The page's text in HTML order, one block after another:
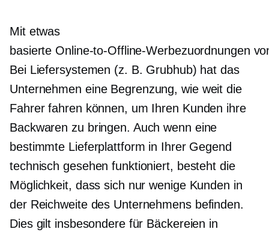
Mit etwas
basierte Online-to-Offline-Werbezuordnungen
Bei Liefersystemen (z. B. Grubhub) hat das
Unternehmen eine Begrenzung, wie weit die
Fahrer fahren können, um Ihren Kunden ihre
Backwaren zu bringen. Auch wenn eine
bestimmte Lieferplattform in Ihrer Gegend
technisch gesehen funktioniert, besteht die
Möglichkeit, dass sich nur wenige Kunden in
der Reichweite des Unternehmens befinden.
Dies gilt insbesondere für Bäckereien in